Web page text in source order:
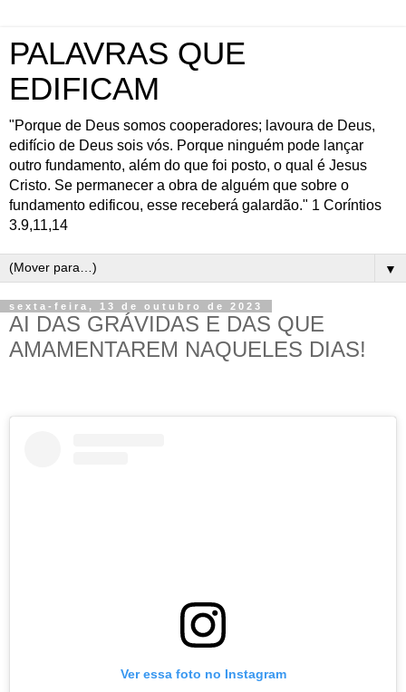
PALAVRAS QUE
EDIFICAM
"Porque de Deus somos cooperadores; lavoura de Deus,
edifício de Deus sois vós. Porque ninguém pode lançar
outro fundamento, além do que foi posto, o qual é Jesus
Cristo. Se permanecer a obra de alguém que sobre o
fundamento edificou, esse receberá galardão." 1 Coríntios
3.9,11,14
▼
sexta-feira, 13 de outubro de 2023
AI DAS GRÁVIDAS E DAS QUE
AMAMENTAREM NAQUELES DIAS!
Ver essa foto no Instagram